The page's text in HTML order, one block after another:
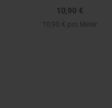
10,90 €
10,90 € pro Meter